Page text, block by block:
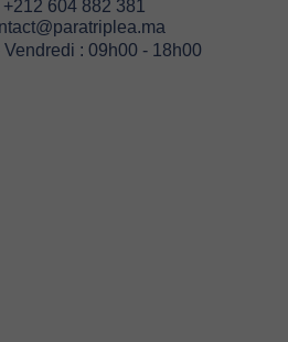
+212 604 882 381
Vendredi : 09h00 - 18h00